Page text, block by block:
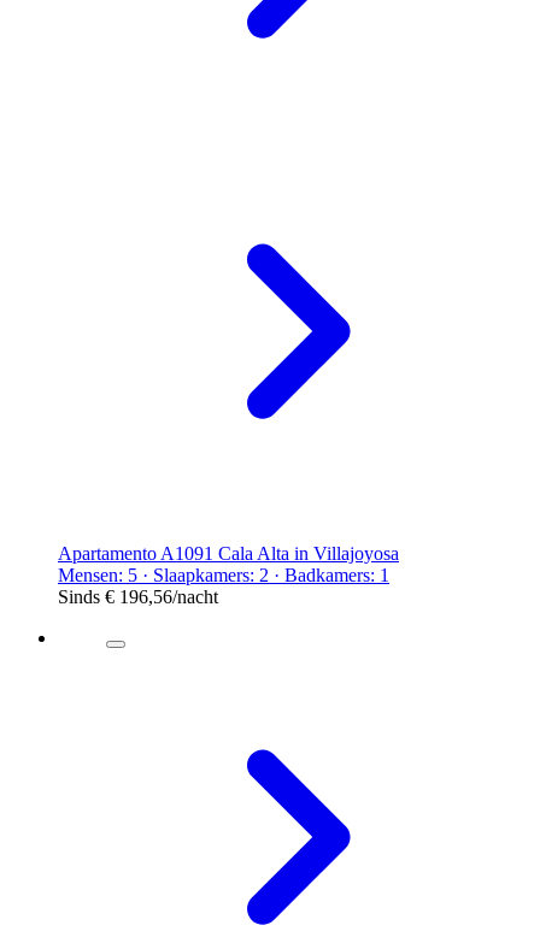
Apartamento A1091 Cala Alta in Villajoyosa
Mensen: 5 · Slaapkamers: 2 · Badkamers: 1
Sinds € 196,56/nacht